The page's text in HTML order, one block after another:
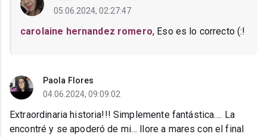
05.06.2024, 02:27:47
carolaine hernandez romero, Eso es lo correcto (:!
Paola Flores
04.06.2024, 09:09:02
Extraordinaria historia!!! Simplemente fantástica…. La
encontré y se apoderó de mi… llore a mares con el final